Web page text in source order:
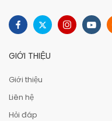
GIỚI THIỆU
Giới thiệu
Liên hệ
Hỏi đáp